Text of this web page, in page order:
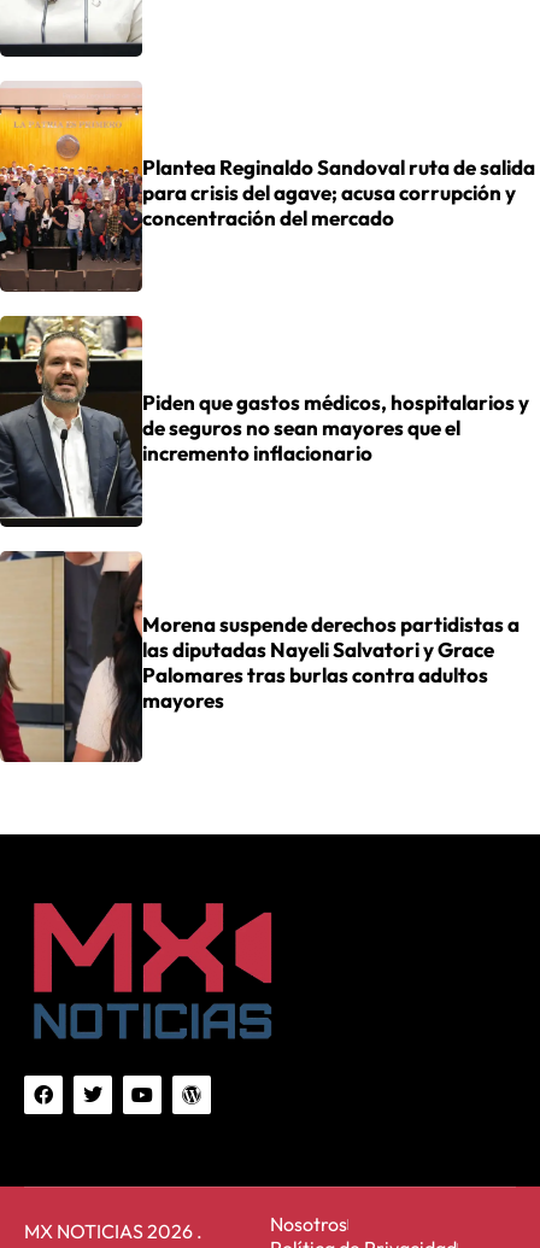
Plantea Reginaldo Sandoval ruta de salida
para crisis del agave; acusa corrupción y
concentración del mercado
Piden que gastos médicos, hospitalarios y
de seguros no sean mayores que el
incremento inflacionario
Morena suspende derechos partidistas a
las diputadas Nayeli Salvatori y Grace
Palomares tras burlas contra adultos
mayores
MX NOTICIAS 2026 .
Nosotros